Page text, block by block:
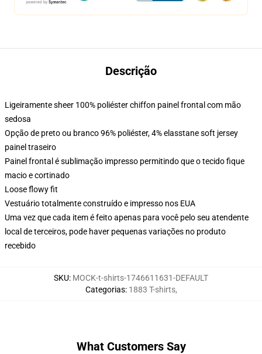
Descrição
Ligeiramente sheer 100% poliéster chiffon painel frontal com mão
sedosa
Opção de preto ou branco 96% poliéster, 4% elasstane soft jersey
painel traseiro
Painel frontal é sublimação impresso permitindo que o tecido fique
macio e cortinado
Loose flowy fit
Vestuário totalmente construído e impresso nos EUA
Uma vez que cada item é feito apenas para você pelo seu atendente
local de terceiros, pode haver pequenas variações no produto
recebido
SKU: MOCK-t-shirts-1746611631-DEFAULT
Categorias: 1883 T-shirts,
What Customers Say